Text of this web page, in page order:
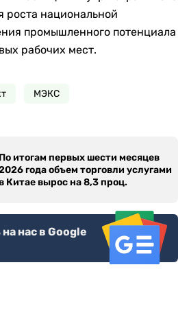
роста национальной
промышленного потенциала
рабочих мест.
МЭКС
По итогам первых шести месяцев
года объем торговли услугами
Китае вырос на 8,3 проц.
нас в Google